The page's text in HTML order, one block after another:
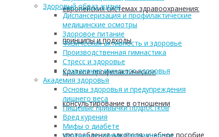
европейских системах здравоохранения:
принципы и подходы
Краткое профилактическое
консультирование в отношении
употребления алкоголя: учебное пособие
Здоровый образ жизни
Диспансеризация и профилактические
медицинские осмотры
Здоровое питание
Физическая активность и здоровье
Производственная гимнастика
Стресс и здоровье
Сохранение мужского здоровья
Академия здоровья
Основы здоровья и предупреждения
лишнего веса
Пищевые привычки подростков
Вред курения
Мифы о диабете